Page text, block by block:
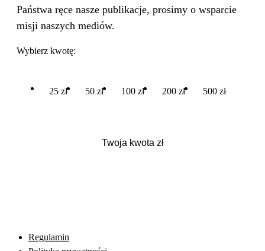
Państwa ręce nasze publikacje, prosimy o wsparcie
misji naszych mediów.
Wybierz kwotę:
25 zł 50 zł 100 zł 200 zł 500 zł
Regulamin